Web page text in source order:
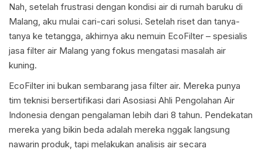
Nah, setelah frustrasi dengan kondisi air di rumah baruku di
Malang, aku mulai cari-cari solusi. Setelah riset dan tanya-
tanya ke tetangga, akhirnya aku nemuin EcoFilter – spesialis
jasa filter air Malang yang fokus mengatasi masalah air
kuning.
EcoFilter ini bukan sembarang jasa filter air. Mereka punya
tim teknisi bersertifikasi dari Asosiasi Ahli Pengolahan Air
Indonesia dengan pengalaman lebih dari 8 tahun. Pendekatan
mereka yang bikin beda adalah mereka nggak langsung
nawarin produk, tapi melakukan analisis air secara